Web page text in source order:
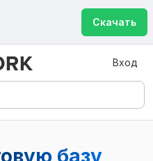
Скачать
Вход
базу